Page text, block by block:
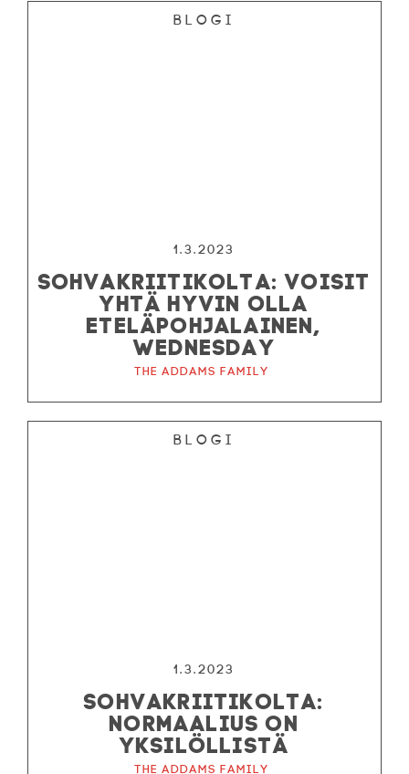
TEATTERI
KESÄTEATTERI
YHTEYS
Blogi
1.3.2023
SOHVAKRIITIKOLTA: VOISIT
YHTÄ HYVIN OLLA
ETELÄPOHJALAINEN,
WEDNESDAY
The Addams Family
Blogi
1.3.2023
SOHVAKRIITIKOLTA:
NORMAALIUS ON
YKSILÖLLISTÄ
The Addams Family